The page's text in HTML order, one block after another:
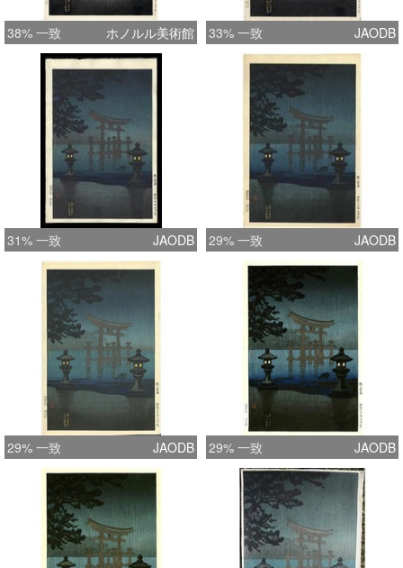
38% 一致 ホノルル美術館 33% 一致 JAODB
31% 一致 JAODB 29% 一致 JAODB
29% 一致 JAODB 29% 一致 JAODB